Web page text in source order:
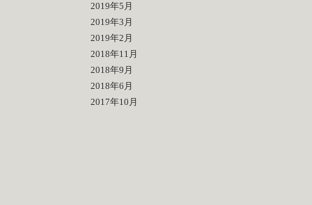
2019年5月
2019年3月
2019年2月
2018年11月
2018年9月
2018年6月
2017年10月